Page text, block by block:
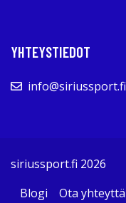
YHTEYSTIEDOT
info@siriussport.fi
siriussport.fi 2026
Blogi
Ota yhteyttä